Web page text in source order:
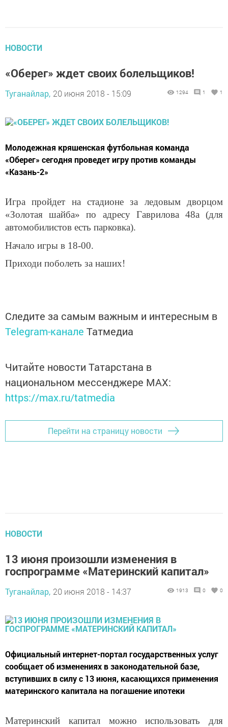
НОВОСТИ
«Оберег» ждет своих болельщиков!
Туганайлар, 20 июня 2018 - 15:09 1294 1 1
​​​​​​​Молодежная кряшенская футбольная команда
«Оберег» сегодня проведет игру против команды
«Казань-2»
Игра пройдет на стадионе за ледовым дворцом
«Золотая шайба» по адресу Гаврилова 48а (для
автомобилистов есть парковка).
Начало игры в 18-00.
Приходи поболеть за наших!
Следите за самым важным и интересным в
Telegram-канале Татмедиа
Читайте новости Татарстана в
национальном мессенджере MАХ:
https://max.ru/tatmedia
Перейти на страницу новости
НОВОСТИ
13 июня произошли изменения в
госпрограмме «Материнский капитал»
Туганайлар, 20 июня 2018 - 14:37 1913 0 0
Официальный интернет-портал государственных услуг
сообщает об изменениях в законодательной базе,
вступивших в силу с 13 июня, касающихся применения
материнского капитала на погашение ипотеки
Материнский капитал можно использовать для